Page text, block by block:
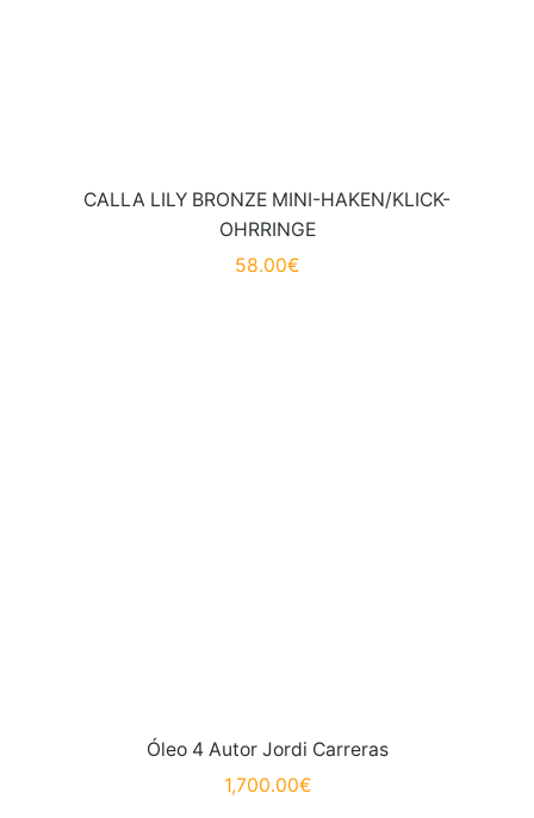
CALLA LILY BRONZE MINI-HAKEN/KLICK-
OHRRINGE
58.00€
Óleo 4 Autor Jordi Carreras
1,700.00€